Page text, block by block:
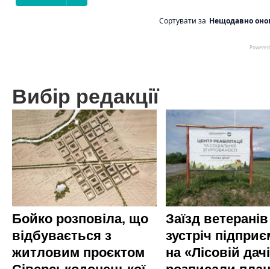
Вибір редакції
Бойко розповіла, що
відбувається з
житловим проєктом
Заїзд
зустріч
на «Лісовій